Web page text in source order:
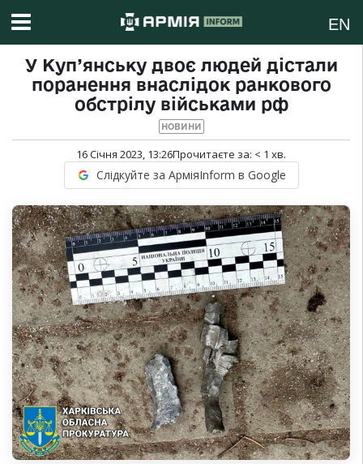
EN
У Куп’янську двоє людей дістали
поранення внаслідок ранкового
обстрілу військами рф
НОВИНИ
16 Січня 2023, 13:26Прочитаєте за: < 1 хв.
Слідкуйте за АрміяInform в Google